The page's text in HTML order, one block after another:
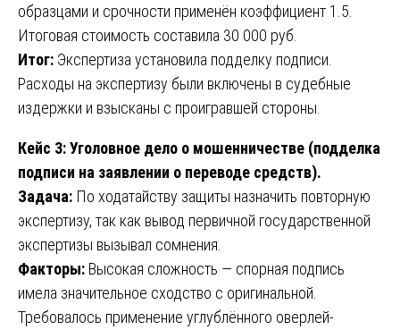
образцами и срочности применён коэффициент 1.5.
Итоговая стоимость составила 30 000 руб.
Итог: Экспертиза установила подделку подписи.
Расходы на экспертизу были включены в судебные
издержки и взысканы с проигравшей стороны.
Кейс 3: Уголовное дело о мошенничестве (подделка
подписи на заявлении о переводе средств).
Задача: По ходатайству защиты назначить повторную
экспертизу, так как вывод первичной государственной
экспертизы вызывал сомнения.
Факторы: Высокая сложность — спорная подпись
имела значительное сходство с оригинальной.
Требовалось применение углублённого оверлей-